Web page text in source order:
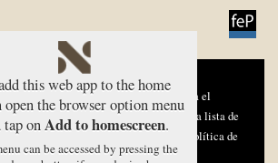
DE LA REGIÓN DE MURCIA
reservados
TÉRMINOS DE USO
PROTECCIÓN DE DATOS
this web app to the home
open the browser option menu
tap onAdd to homescreen.
can be accessed by pressing the
sobre el Uso de cookies:
cookies nuestras y de terceros para el
del digital. Puedes consultar la lista de
y como desconectarlas.Ver nuestra Política de
y Cookies